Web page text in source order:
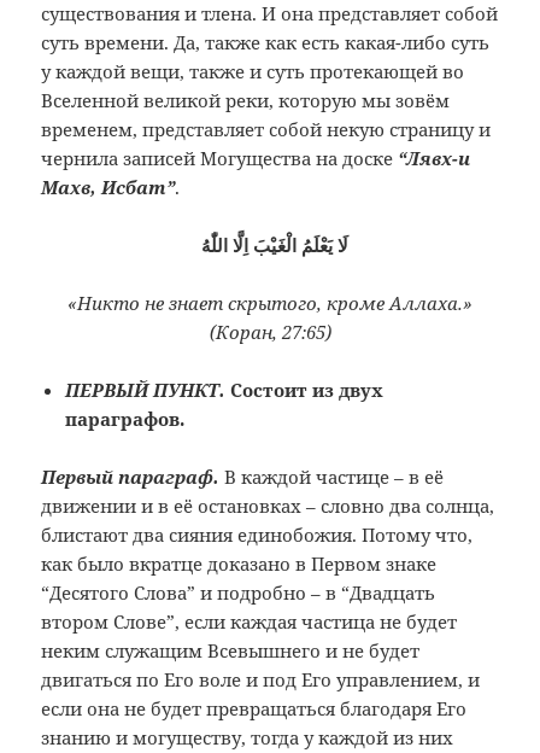
существованияи тлена. И она представляет собой
сутьвремени. Да, также как есть какая-либосуть
у каждой вещи, также и сутьпротекающей во
Вселенной великой реки,которую мы зовём
временем, представляетсобой некую страницу и
чернила записейМогущества на доске “Лявх-и
Махв,Исбат”.
لَا يَعْلَمُ الْغَيْبَ اِلَّا اللّٰهُ
«Никто не знает скрытого, кроме Аллаха.»
(Коран, 27:65)
ПЕРВЫЙ ПУНКТ. Состоит из двух
параграфов.
Первый параграф. В каждой частице – в её
движении и в её остановках – словно два солнца,
блистают два сияния единобожия. Потому что,
как было вкратце доказано в Первом знаке
“Десятого Слова” и подробно – в “Двадцать
втором Слове”, если каждая частица не будет
неким служащим Всевышнего и не будет
двигаться по Его воле и под Его управлением, и
если она не будет превращаться благодаря Его
знанию и могуществу, тогда у каждой из них